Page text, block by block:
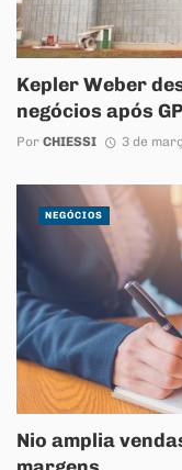
Kepler Weber
negócios após
Por CHIESSI 3 de
Nio amplia
NEGÓCIOS